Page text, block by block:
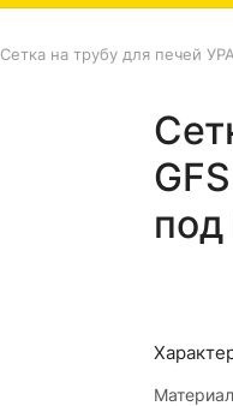
Сетка на трубу для печей
Материал